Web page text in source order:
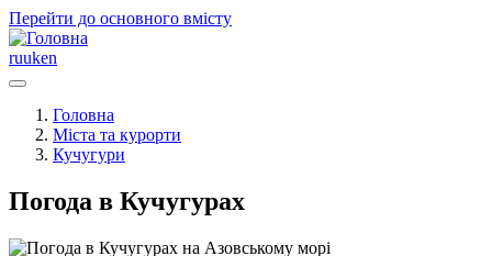
Перейти до основного вмісту
ruuken
Головна
Міста та курорти
Кучугури
Погода в Кучугурах